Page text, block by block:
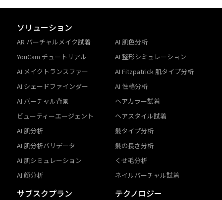
ソリューション
AR バーチャルメイク試着
YouCam チュートリアル
AI メイクトランスファー
AI シェードファインダー
AI バーチャル背景
ビューティーエージェント
AI 肌分析
AI 肌分析バリデータ
AI 肌シミュレーション
AI 顔分析
AI 肌色分析
AI 整形シミュレーション
AI Fitzpatrick 肌タイプ分析
AI 性格分析
ヘアカラー試着
ヘアスタイル試着
髪タイプ分析
髪の長さ分析
くせ毛分析
ネイルバーチャル試着
サブスクプラン テクノロジー